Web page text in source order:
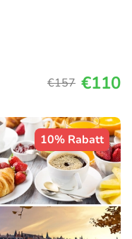
€157 €110
10% Rabatt